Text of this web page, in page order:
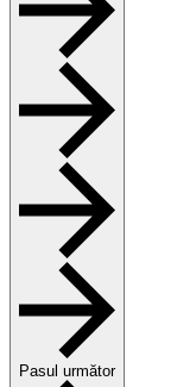
Pasul următor